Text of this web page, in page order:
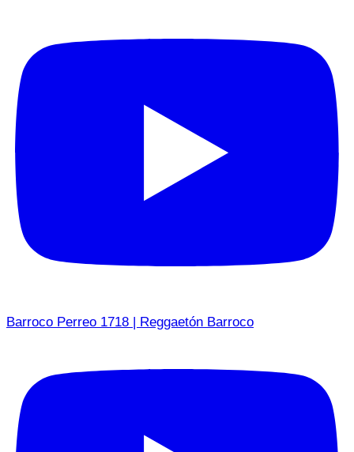
Barroco Perreo 1718 | Reggaetón Barroco